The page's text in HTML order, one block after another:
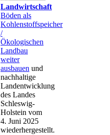
Landwirtschaft
Böden als
Kohlenstoffspeicher
/
Ökologischen
Landbau
weiter
ausbauen und
nachhaltige
Landentwicklung
des Landes
Schleswig-
Holstein vom
4. Juni 2025
wiederhergestellt.